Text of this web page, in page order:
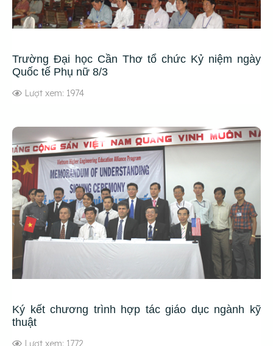
Trường Đại học Cần Thơ tổ chức Kỷ niệm ngày
Quốc tế Phụ nữ 8/3
Lượt xem: 1974
Ký kết chương trình hợp tác giáo dục ngành kỹ
thuật
Lượt xem: 1772